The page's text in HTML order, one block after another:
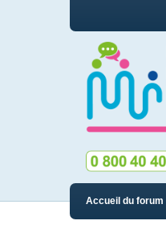
Accueil du forum